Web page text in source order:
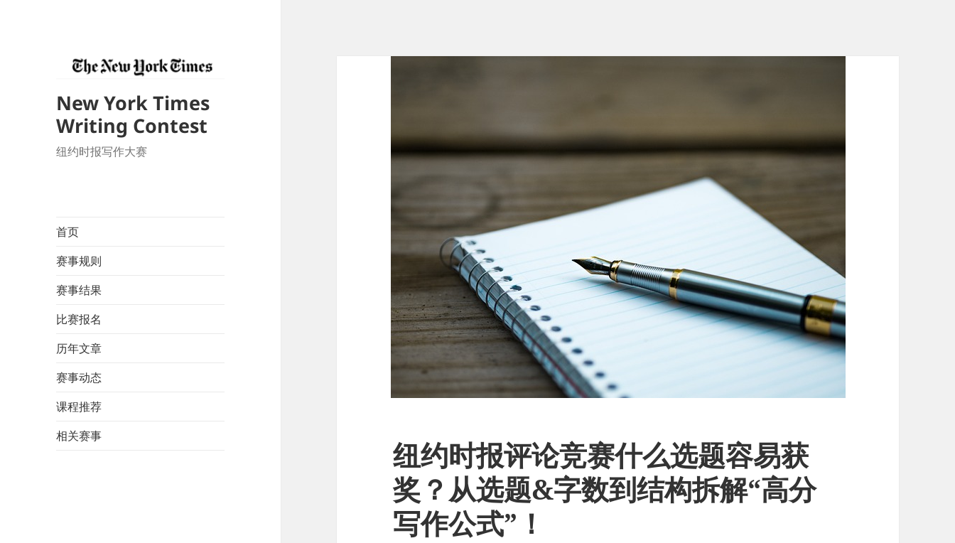
New York Times
Writing Contest
纽约时报写作大赛
首页
赛事规则
赛事结果
比赛报名
历年文章
赛事动态
课程推荐
相关赛事
纽约时报评论竞赛什么选题容易获
奖？从选题&字数到结构拆解“高分
写作公式”！